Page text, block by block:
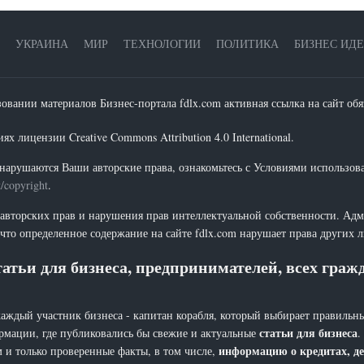
УКРАИНА МИР ТЕХНОЛОГИИ ПОЛИТИКА БИЗНЕС
материалов Бизнес-портала fdlx.com активная ссылка на сайт
лицензии Creative Commons Attribution 4.0 International.
Ваши авторские права, ознакомьтесь с Условиями
copyright.
прав и нарушения прав интеллектуальной собственности.
определенное содержание на сайте fdlx.com нарушает права других
для бизнеса, предпринимателей, всех
участник бизнеса - капитан корабля, который выбирает
где публиковались бы свежие и актуальные статьи для бизнеса.
только проверенные факты, в том числе, информацию о кредитах,